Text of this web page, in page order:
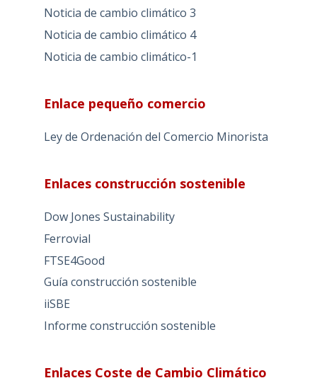
Noticia de cambio climático 3
Noticia de cambio climático 4
Noticia de cambio climático-1
Enlace pequeño comercio
Ley de Ordenación del Comercio Minorista
Enlaces construcción sostenible
Dow Jones Sustainability
Ferrovial
FTSE4Good
Guía construcción sostenible
iiSBE
Informe construcción sostenible
Enlaces Coste de Cambio Climático